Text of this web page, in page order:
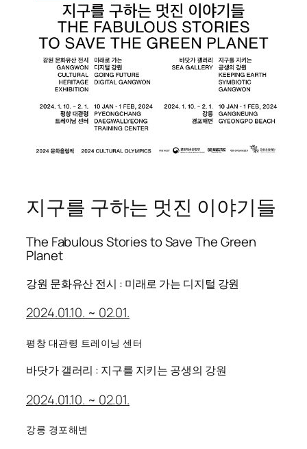
지구를 구하는 멋진 이야기들
The Fabulous Stories to Save The Green
Planet
강원 문화유산 전시 : 미래로 가는 디지털 강원
2024.01.10. ~ 02.01.
평창 대관령 트레이닝 센터
바닷가 갤러리 : 지구를 지키는 공생의 강원
2024.01.10. ~ 02.01.
강릉 경포해변